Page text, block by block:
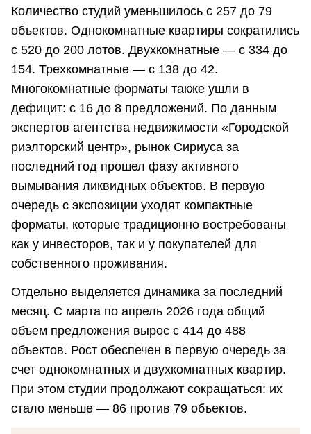
Количество студий уменьшилось с 257 до 79
объектов. Однокомнатные квартиры сократились
с 520 до 200 лотов. Двухкомнатные — с 334 до
154. Трехкомнатные — с 138 до 42.
Многокомнатные форматы также ушли в
дефицит: с 16 до 8 предложений. По данным
экспертов агентства недвижимости «Городской
риэлторский центр», рынок Сириуса за
последний год прошел фазу активного
вымывания ликвидных объектов. В первую
очередь с экспозиции уходят компактные
форматы, которые традиционно востребованы
как у инвесторов, так и у покупателей для
собственного проживания.
Отдельно выделяется динамика за последний
месяц. С марта по апрель 2026 года общий
объем предложения вырос с 414 до 488
объектов. Рост обеспечен в первую очередь за
счет однокомнатных и двухкомнатных квартир.
При этом студии продолжают сокращаться: их
стало меньше — 86 против 79 объектов.